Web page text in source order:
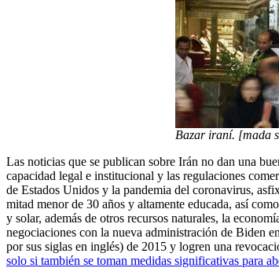
Bazar iraní. [mada
Las noticias que se publican sobre Irán no dan una
capacidad legal e institucional y las regulaciones
de Estados Unidos y la pandemia del coronavirus,
mitad menor de 30 años y altamente educada, así
y solar, además de otros recursos naturales, la
negociaciones con la nueva administración de Biden
por sus siglas en inglés) de 2015 y logren una
solo si también se toman medidas significativas para